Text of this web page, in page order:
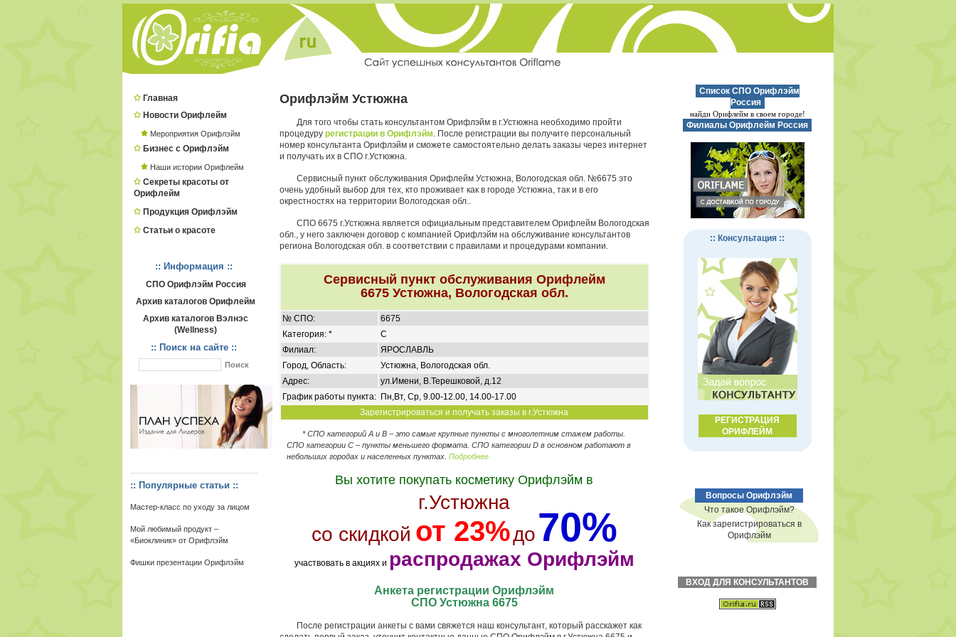
Главная
Новости Орифлейм
Мероприятия Орифлэйм
Бизнес с Орифлэйм
Наши истории Орифлейм
Секреты красоты от
Орифлейм
Продукция Орифлэйм
Статьи о красоте
:: Информация ::
СПО Орифлэйм Россия
Архив каталогов Орифлейм
Архив каталогов Вэлнэс
(Wellness)
:: Поиск на сайте ::
:: Популярные статьи ::
Мастер-класс по уходу за лицом
Мой любимый продукт –
«Биоклиник» от Орифлэйм
Фишки презентации Орифлэйм
Орифлэйм Устюжна
Для того чтобы стать консультантом Орифлэйм в г.Устюжна необходимо пройти
процедуру регистрации в Орифлэйм. После регистрации вы получите персональный
номер консультанта Орифлэйм и сможете самостоятельно делать заказы через интернет
и получать их в СПО г.Устюжна.
Сервисный пункт обслуживания Орифлейм Устюжна, Вологодская обл. №6675 это
очень удобный выбор для тех, кто проживает как в городе Устюжна, так и в его
окрестностях на территории Вологодская обл..
СПО 6675 г.Устюжна является официальным представителем Орифлейм Вологодская
обл., у него заключен договор с компанией Орифлэйм на обслуживание консультантов
региона Вологодская обл. в соответствии с правилами и процедурами компании.
Сервисный пункт обслуживания Орифлейм
6675 Устюжна, Вологодская обл.
№ СПО:
6675
Категория: *
C
Филиал:
ЯРОСЛАВЛЬ
Город, Область:
Устюжна, Вологодская обл.
Адрес:
ул.Имени, В.Терешковой, д.12
График работы пункта: Пн,Вт, Ср, 9.00-12.00, 14.00-17.00
Зарегистрироваться и получать заказы в г.Устюжна
* СПО категорий А и В – это самые крупные пункты с многолетним стажем работы.
СПО категории C – пункты меньшего формата. СПО категории D в основном работают в
небольших городах и населенных пунктах. Подробнее
Вы хотите покупать косметику Орифлэйм в
г.Устюжна
со скидкой от 23%до70%
участвовать в акциях и распродажах Орифлэйм
Анкета регистрации Орифлэйм
СПО Устюжна 6675
После регистрации анкеты с вами свяжется наш консультант, который расскажет как
Список СПО Орифлэйм
Россия
найди Орифлейм в своем городе!
Филиалы Орифлейм Россия
:: Консультация ::
РЕГИСТРАЦИЯ
ОРИФЛЕЙМ
Вопросы Орифлэйм
Что такое Орифлэйм?
Как зарегистрироваться в
Орифлэйм
ВХОД ДЛЯ КОНСУЛЬТАНТОВ